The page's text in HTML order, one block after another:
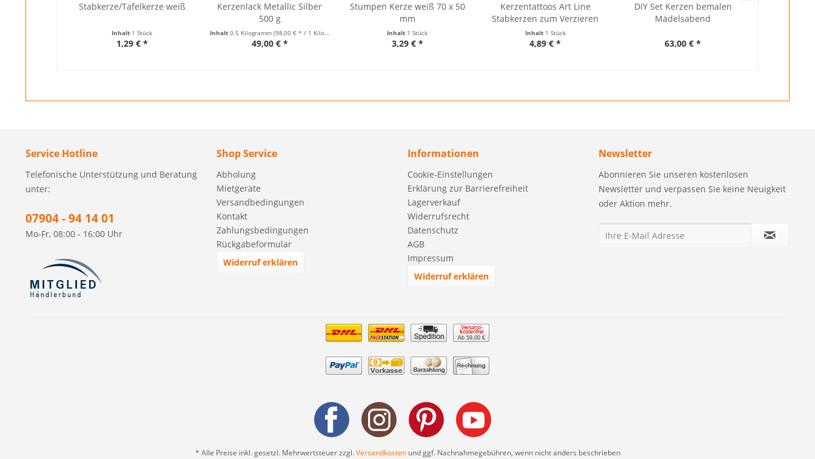
Stabkerze/Tafelkerze weiß
Inhalt 1 Stück
1,29 € *
Kerzenlack Metallic Silber
500 g
Inhalt0.5 Kilogramm(98,00 € * / 1 Kilogramm)
49,00 € *
Stumpen Kerze weiß 70 x 50
mm
Inhalt 1 Stück
3,29 € *
Kerzentattoos Art Line
Stabkerzen zum Verzieren
Inhalt 1 Stück
4,89 € *
DIY Set Kerzen bemalen
Mädelsabend
63,00 € *
Service Hotline
Telefonische Unterstützung und Beratung
unter:
07904 - 94 14 01
Mo-Fr, 08:00 - 16:00 Uhr
Shop Service
Abholung
Mietgeräte
Versandbedingungen
Kontakt
Zahlungsbedingungen
Rückgabeformular
Widerruf erklären
Informationen
Cookie-Einstellungen
Erklärung zur Barrierefreiheit
Lagerverkauf
Widerrufsrecht
Datenschutz
AGB
Impressum
Widerruf erklären
Newsletter
Abonnieren Sie unseren kostenlosen
Newsletter und verpassen Sie keine Neuigkeit
oder Aktion mehr.
Ab 59,00 €
* Alle Preise inkl. gesetzl. Mehrwertsteuer zzgl.Versandkostenund ggf. Nachnahmegebühren, wenn nicht anders beschrieben